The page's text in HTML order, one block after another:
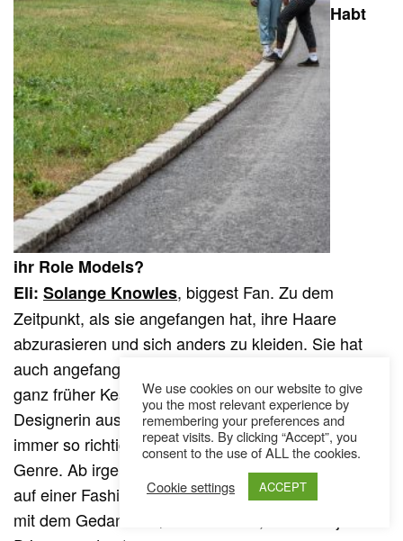
Habt
ihr Role Models?
Eli:Solange Knowles, biggest Fan. Zu dem
Zeitpunkt, als sie angefangen hat, ihre Haare
abzurasieren und sich anders zu kleiden. Sie hat
auch angefangen aufzulegen. Dann gibt’s noch von
ganz früher Kesh Kumari, eine DJane und
Designerin aus London. Musik hat mich echt schon
immer so richtig inspiriert, wirklich durch jedes
Genre. Ab irgendeinem Zeitpunkt wollt ich dann mal
auf einer Fashion Show auflegen oder so, aber nicht
mit dem Gedanken: ‚Oh mein Gott, ich muss jetz
We use cookies on our website to give
you the most relevant experience by
remembering your preferences and
repeat visits. By clicking “Accept”, you
consent to the use of ALL the cookies.
Cookie settings
ACCEPT